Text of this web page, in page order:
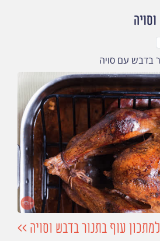
בדבש עם סויה
למתכון עוף בתנור בדבש וסויה >>